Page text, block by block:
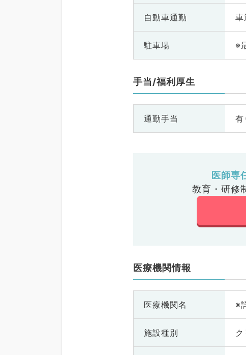
自動車通勤 車
駐車場 ※
手当/福利厚生
通勤手当 有
医師専
教育・研修
医療機関情報
医療機関名 ※
施設種別